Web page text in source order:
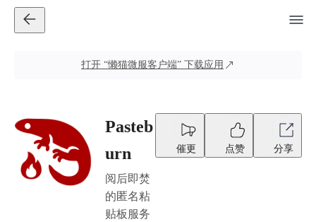
打开 “懒猫微服客户端” 下载应用
Pasteb
urn
阅后即焚
的匿名粘
贴板服务
催更 点赞 分享